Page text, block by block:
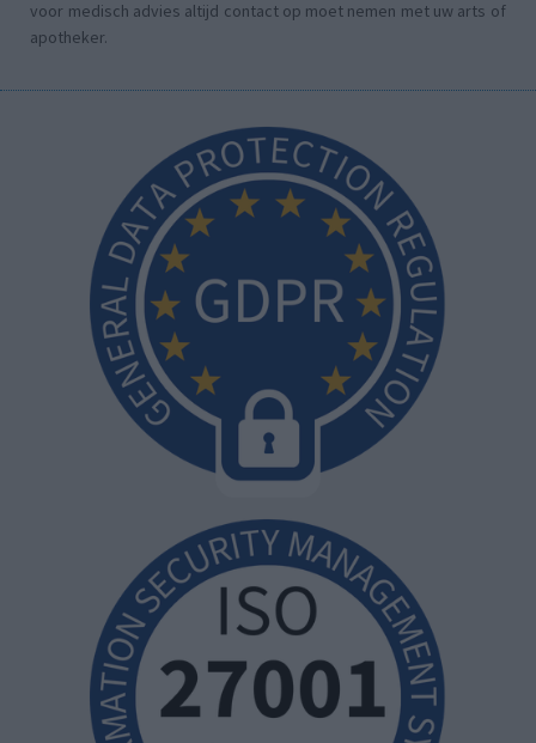
voor medisch advies altijd contact op moet nemen met uw arts of
apotheker.